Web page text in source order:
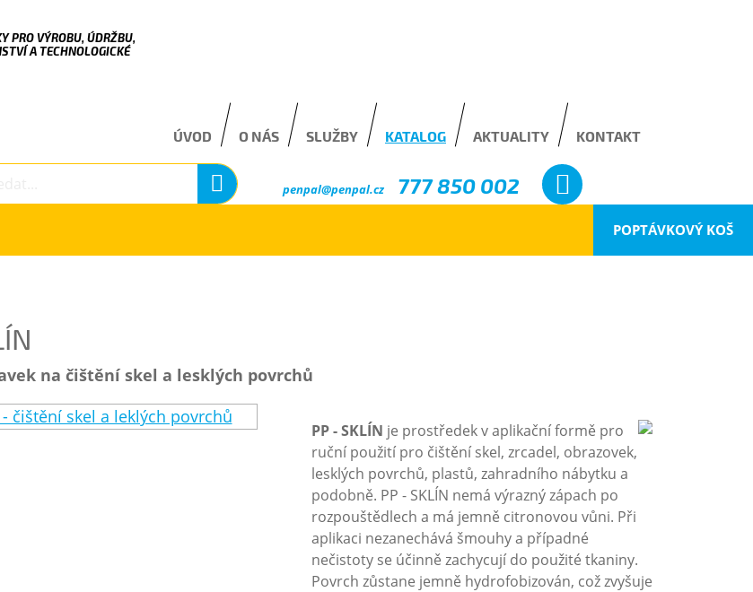
PRO VÝROBU, ÚDRŽBU,
A TECHNOLOGICKÉ
ÚVOD O NÁS SLUŽBY KATALOG AKTUALITY KONTAKT
POPTÁVKOVÝ KOŠ
penpal@penpal.cz 777 850 002
na čištění skel a lesklých povrchů
PP - SKLÍN je prostředek v aplikační formě pro
ruční použití pro čištění skel, zrcadel, obrazovek,
lesklých povrchů, plastů, zahradního nábytku a
podobně. PP - SKLÍN nemá výrazný zápach po
rozpouštědlech a má jemně citronovou vůni. Při
aplikaci nezanechává šmouhy a případné
nečistoty se účinně zachycují do použité tkaniny.
Povrch zůstane jemně hydrofobizován, což zvyšuje